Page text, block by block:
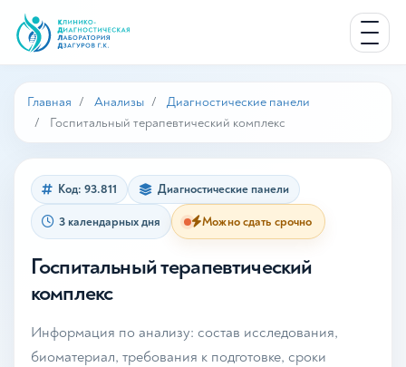
Главная Анализы
Диагностические панели
Госпитальный терапевтический комплекс
Код: 93.811 Диагностические панели
3 календарных дня Можно сдать срочно
Госпитальный терапевтический
комплекс
Информация по анализу: состав исследования,
биоматериал, требования к подготовке, сроки